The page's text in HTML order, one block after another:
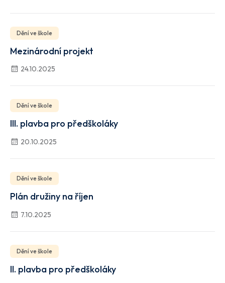
Dění ve škole
Mezinárodní projekt
24.10.2025
Dění ve škole
III. plavba pro předškoláky
20.10.2025
Dění ve škole
Plán družiny na říjen
7.10.2025
Dění ve škole
II. plavba pro předškoláky